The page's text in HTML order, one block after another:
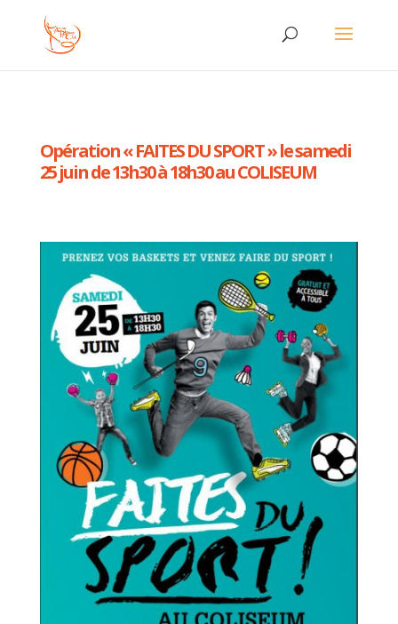
Opération « FAITES DU SPORT » le samedi
25 juin de 13h30 à 18h30 au COLISEUM